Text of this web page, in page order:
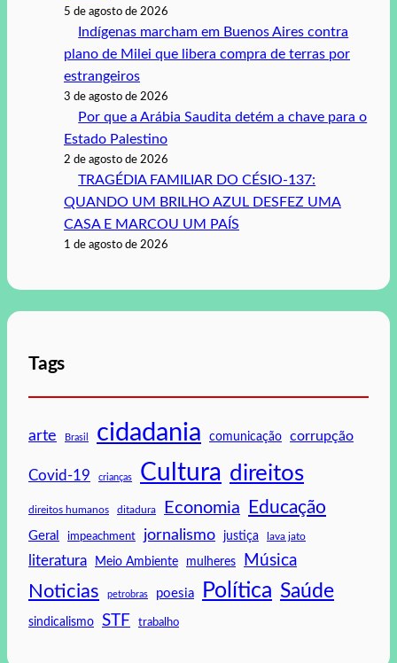
5 de agosto de 2026
Indígenas marcham em Buenos Aires contra
plano de Milei que libera compra de terras por
estrangeiros
3 de agosto de 2026
Por que a Arábia Saudita detém a chave para o
Estado Palestino
2 de agosto de 2026
TRAGÉDIA FAMILIAR DO CÉSIO-137:
QUANDO UM BRILHO AZUL DESFEZ UMA
CASA E MARCOU UM PAÍS
1 de agosto de 2026
Tags
arte Brasil cidadania comunicação corrupção
Covid-19 crianças Cultura direitos
direitos humanos ditadura Economia Educação
Geral impeachment jornalismo justiça lava jato
literatura Meio Ambiente mulheres Música
Noticias petrobras poesia Política Saúde
sindicalismo STF trabalho